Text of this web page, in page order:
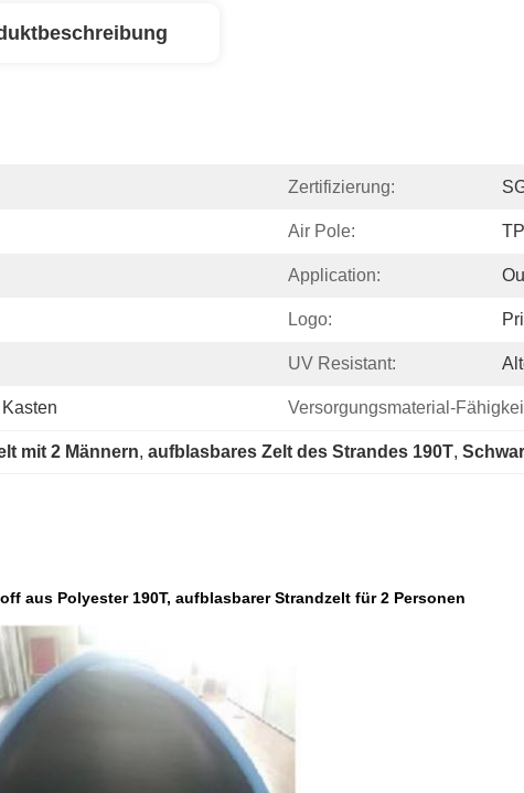
Zertifizierung:
Air Pole:
Application:
Logo:
UV Resistant:
Versorgungsmaterial-
mit 2 Männern, aufblasbares Zelt des Strandes 190T,
aus Polyester 190T, aufblasbarer Strandzelt für 2 Personen